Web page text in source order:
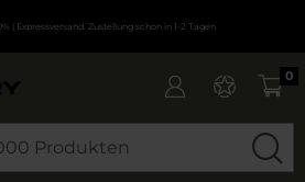
| Expressversand. Zustellung schon in 1-2 Tagen
0